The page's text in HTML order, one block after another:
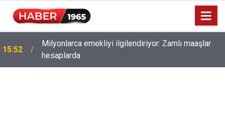
15:52
Milyonlarca emekliyi ilgilendiriyor: Zamlı maaşlar
hesaplarda